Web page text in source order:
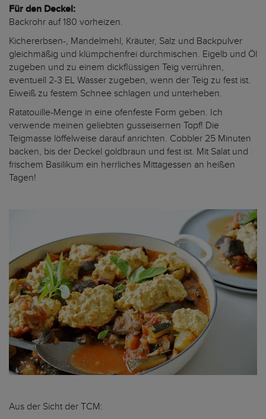
Für den Deckel:
Backrohr auf 180 vorheizen.
Kichererbsen-, Mandelmehl, Kräuter, Salz und Backpulver
gleichmäßig und klümpchenfrei durchmischen. Eigelb und Öl
zugeben und zu einem dickflüssigen Teig verrühren,
eventuell 2-3 EL Wasser zugeben, wenn der Teig zu fest ist.
Eiweiß zu festem Schnee schlagen und unterheben.
Ratatouille-Menge in eine ofenfeste Form geben. Ich
verwende meinen geliebten gusseisernen Topf! Die
Teigmasse löffelweise darauf anrichten. Cobbler 25 Minuten
backen, bis der Deckel goldbraun und fest ist. Mit Salat und
frischem Basilikum ein herrliches Mittagessen an heißen
Tagen!
Aus der Sicht der TCM: